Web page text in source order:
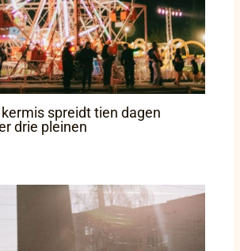
spreidt tien dagen
drie pleinen